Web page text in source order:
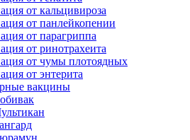
от кальцивироза
от панлейкопении
от парагриппа
от ринотрахеита
от чумы плотоядных
от энтерита
вакцины